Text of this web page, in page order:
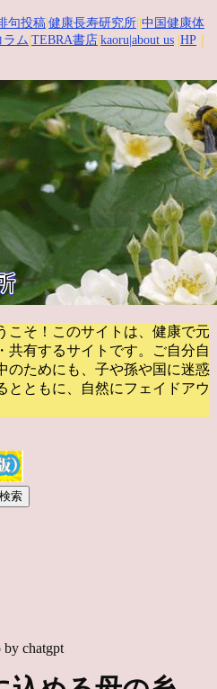
句投稿 健康長寿研究所 中国健康体
ラム TEBRA書店 kaoru |about us HP
こそ！このサイトは、健康で元
有するサイトです。
ご自分自
のためにも、子や孫や国に迷惑
とともに、自然にフェイドアウ
by chatgpt